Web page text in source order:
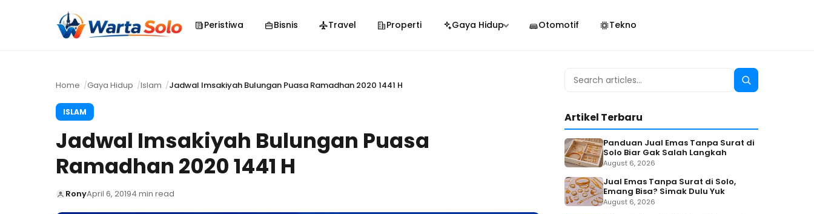
Peristiwa Bisnis Travel Properti Gaya Hidup Otomotif Tekno
Home Gaya Hidup Islam Jadwal Imsakiyah Bulungan Puasa Ramadhan 2020 1441 H
ISLAM
Jadwal Imsakiyah Bulungan Puasa
Ramadhan 2020 1441 H
RonyApril 6, 20194 min read
Search
Search
Artikel Terbaru
Panduan Jual Emas Tanpa Surat di
Solo Biar Gak Salah Langkah
August 6, 2026
Jual Emas Tanpa Surat di Solo,
Emang Bisa? Simak Dulu Yuk
August 6, 2026